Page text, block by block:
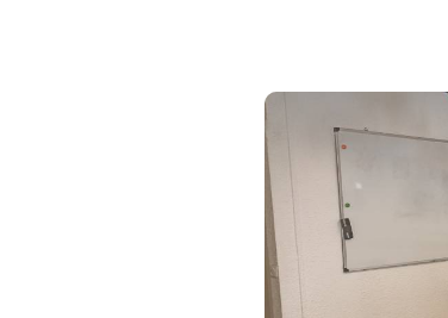
notre pédagogie
Découvrir le monde
Un apprentissage
Firstep accueille
Depuis toujours,